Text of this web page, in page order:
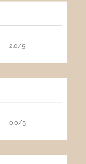
2.0/5
0.0/5